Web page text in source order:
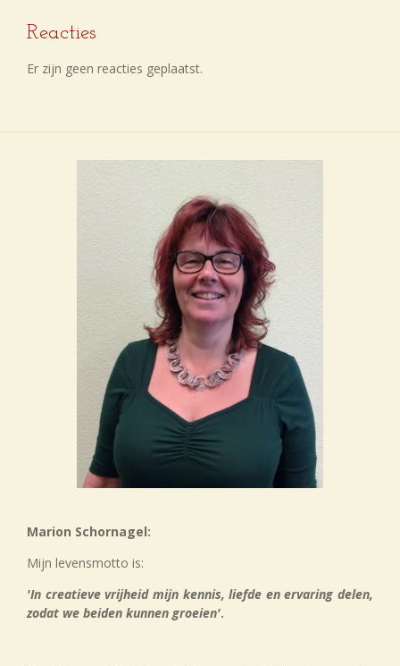
Reacties
Er zijn geen reacties geplaatst.
Marion Schornagel:
Mijn levensmotto is:
'In creatieve vrijheid mijn kennis, liefde en ervaring delen,
zodat we beiden kunnen groeien'.